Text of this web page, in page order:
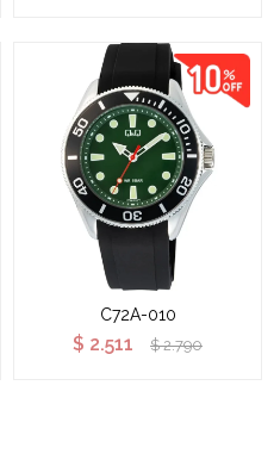
C72A-010
$ 2.511 $ 2.790